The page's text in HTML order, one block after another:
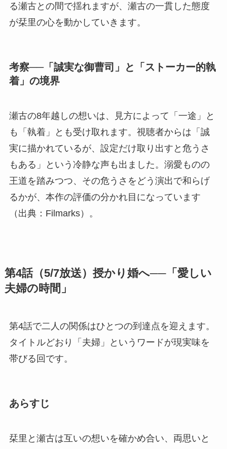
る瀬古との間で揺れますが、瀬古の一貫した態度
が栞里の心を動かしていきます。
考察──「誠実な御曹司」と「ストーカー的執
着」の境界
瀬古の8年越しの想いは、見方によって「一途」と
も「執着」とも受け取れます。視聴者からは「誠
実に描かれているが、設定だけ取り出すと危うさ
もある」という冷静な声も出ました。溺愛ものの
王道を踏みつつ、その危うさをどう演出で和らげ
るかが、本作の評価の分かれ目になっています
（出典：Filmarks）。
第4話（5/7放送）授かり婚へ──「愛しい
夫婦の時間」
第4話で二人の関係はひとつの到達点を迎えます。
タイトルどおり「夫婦」というワードが現実味を
帯びる回です。
あらすじ
栞里と瀬古は互いの想いを確かめ合い、両思いと